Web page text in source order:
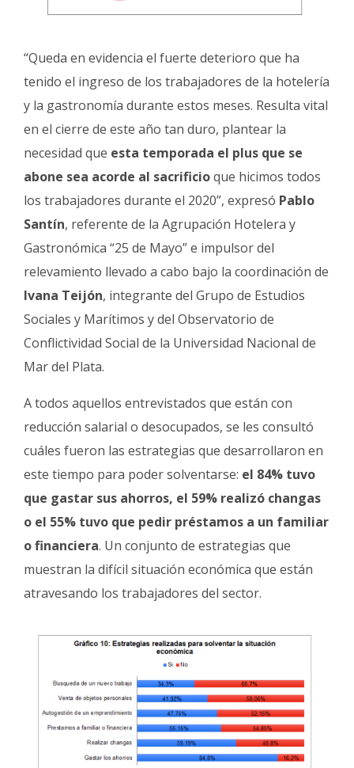
“Queda en evidencia el fuerte deterioro que ha
tenido el ingreso de los trabajadores de la hotelería
y la gastronomía durante estos meses. Resulta vital
en el cierre de este año tan duro, plantear la
necesidad que esta temporada el plus que se
abone sea acorde al sacrificioque hicimos todos
los trabajadores durante el 2020”, expresó Pablo
Santín, referente de la Agrupación Hotelera y
Gastronómica “25 de Mayo” e impulsor del
relevamiento llevado a cabo bajo la coordinación de
Ivana Teijón, integrante del Grupo de Estudios
Sociales y Marítimos y del Observatorio de
Conflictividad Social de la Universidad Nacional de
Mar del Plata.
A todos aquellos entrevistados que están con
reducción salarial o desocupados, se les consultó
cuáles fueron las estrategias que desarrollaron en
este tiempo para poder solventarse: el 84% tuvo
que gastar sus ahorros, el 59% realizó changas
o el 55% tuvo que pedir préstamos a un familiar
o financiera. Un conjunto de estrategias que
muestran la difícil situación económica que están
atravesando los trabajadores del sector.